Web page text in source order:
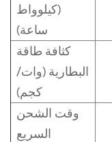
(كيلوواط
ساعة)
كثافة طاقة
البطارية (وات/
كجم)
وقت الشحن
السريع